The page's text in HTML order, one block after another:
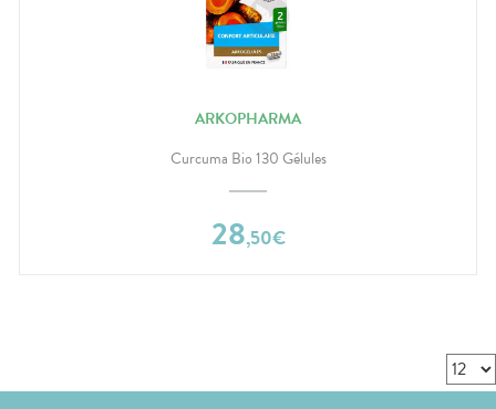
ARKOPHARMA
Curcuma Bio 130 Gélules
28,50€